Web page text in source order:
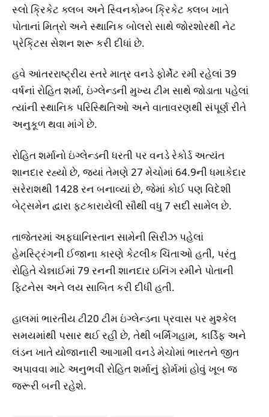
સ્લો ક્રિકેટ ક્લબ અને સ્વિનકોમ્બ ક્રિકેટ ક્લબ ખાતે
પોતાનાં મિત્રો અને સ્થાનિક બોલરો સાથે જોરશોરથી નેટ
પ્રેકિ્ટસ સેશન શરૂ કરી દીધાં છે.
હવે આંતરરાષ્ટ્રીય સ્તરે માત્ર વનડે ફોર્મેટ રમી રહેલાં 39
વર્ષનાં રોહિત શર્મા, ઇંગ્લેન્ડની મુખ્ય ટીમ સાથે જોડાતા પહેલાં
ત્યાંની સ્થાનિક પરિસ્થિતિઓ અને વાતાવરણથી સંપૂર્ણ રીતે
અનુકૂળ થવા માંગે છે.
રોહિત શર્માનો ઇંગ્લેન્ડની ધરતી પર વનડે રેકોર્ડ અત્યંત
શાનદાર રહ્યો છે, જ્યાં તેમણે 27 મેચોમાં 64.9ની ધમાકેદાર
સરેરાશથી 1428 રન બનાવ્યાં છે, જેમાં કોઈ પણ વિદેશી
બેટ્સમેન દ્વારા ફટકારાયેલી સૌથી વધુ 7 સદી સામેલ છે.
તાજેતરમાં અફઘાનિસ્તાન સામેની સિરીઝ પહેલાં
હેમસ્ટ્રિંગની ઈજાના કારણે કેટલીક ચિંતાઓ હતી, પરંતુ
રોહિતે ચેન્નાઈમાં 79 રનની શાનદાર ઇનિંગ રમીને પોતાની
ફિટનેસ અને લય સાબિત કરી દીધી હતી.
હાલમાં ભારતીય ટી20 ટીમ ઇંગ્લેન્ડના પ્રવાસ પર મુશ્કેલ
સમયમાંથી પસાર થઈ રહી છે, તેથી બર્મિંગહામ, કાર્ડિફ અને
લંડન ખાતે યોજાનારી આગામી વનડે મેચોમાં ભારતને જીત
અપાવવા માટે અનુભવી રોહિત શર્માનું ફોર્મમાં હોવું ખૂબ જ
જરૂરી બની રહેશે.